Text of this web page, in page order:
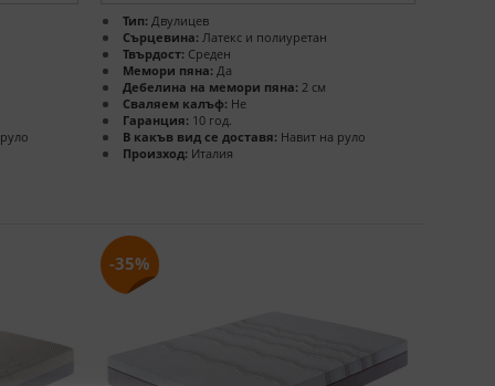
Тип: Двулицев
Сърцевина: Латекс и полиуретан
Твърдост: Среден
Мемори пяна: Да
Дебелина на мемори пяна: 2 см
Сваляем калъф: Не
Гаранция: 10 год.
В какъв вид се доставя: Навит на руло
Произход: Италия
-35%